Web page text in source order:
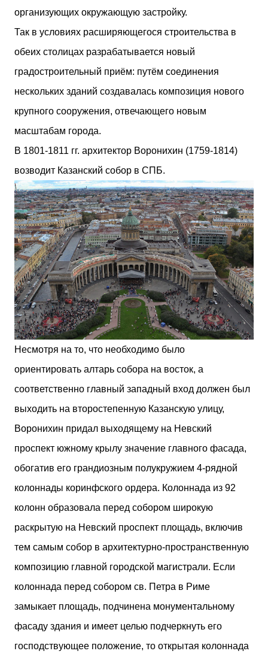
организующих окружающую застройку.
Так в условиях расширяющегося строительства в
обеих столицах разрабатывается новый
градостроительный приём: путём соединения
нескольких зданий создавалась композиция нового
крупного сооружения, отвечающего новым
масштабам города.
В 1801-1811 гг. архитектор Воронихин (1759-1814)
возводит Казанский собор в СПБ.
Несмотря на то, что необходимо было
ориентировать алтарь собора на восток, а
соответственно главный западный вход должен был
выходить на второстепенную Казанскую улицу,
Воронихин придал выходящему на Невский
проспект южному крылу значение главного фасада,
обогатив его грандиозным полукружием 4-рядной
колоннады коринфского ордера. Колоннада из 92
колонн образовала перед собором широкую
раскрытую на Невский проспект площадь, включив
тем самым собор в архитектурно-пространственную
композицию главной городской магистрали. Если
колоннада перед собором св. Петра в Риме
замыкает площадь, подчинена монументальному
фасаду здания и имеет целью подчеркнуть его
господствующее положение, то открытая колоннада